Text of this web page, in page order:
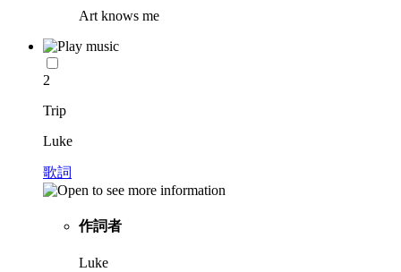
Art knows me
2
Trip
Luke
歌詞
作詞者
Luke